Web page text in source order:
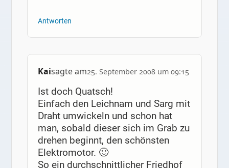
Antworten
Kaisagte am25. September 2008 um 09:15
Ist doch Quatsch!
Einfach den Leichnam und Sarg mit
Draht umwickeln und schon hat
man, sobald dieser sich im Grab zu
drehen beginnt, den schönsten
Elektromotor. 🙂
So ein durchschnittlicher Friedhof